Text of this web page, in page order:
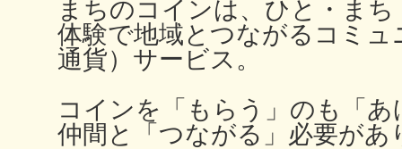
まちのコインは、ひと・ま
体験で地域とつながるコミュ
通貨）サービス。
コインを「もらう」のも「
仲間と「つながる」必要があ